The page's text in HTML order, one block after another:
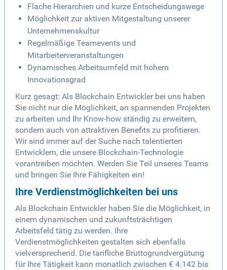
Flache Hierarchien und kurze Entscheidungswege
Möglichkeit zur aktiven Mitgestaltung unserer
Unternehmenskultur
Regelmäßige Teamevents und
Mitarbeiterveranstaltungen
Dynamisches Arbeitsumfeld mit hohem
Innovationsgrad
Kurz gesagt: Als Blockchain Entwickler bei uns haben
Sie nicht nur die Möglichkeit, an spannenden Projekten
zu arbeiten und Ihr Know-how ständig zu erweitern,
sondern auch von attraktiven Benefits zu profitieren.
Wir sind immer auf der Suche nach talentierten
Entwicklern, die unsere Blockchain-Technologie
vorantreiben möchten. Werden Sie Teil unseres Teams
und bringen Sie Ihre Fähigkeiten ein!
Ihre Verdienstmöglichkeiten bei uns
Als Blockchain Entwickler haben Sie die Möglichkeit, in
einem dynamischen und zukunftsträchtigen
Arbeitsfeld tätig zu werden. Ihre
Verdienstmöglichkeiten gestalten sich ebenfalls
vielversprechend. Die tarifliche Bruttogrundvergütung
für Ihre Tätigkeit kann monatlich zwischen € 4.142 bis